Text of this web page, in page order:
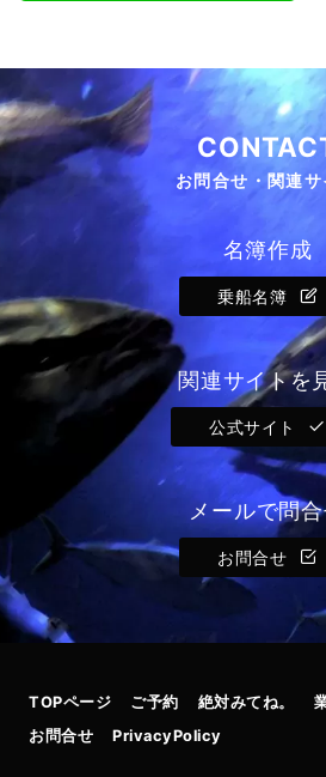
お問合せ・関連サ
名簿作成
乗船名簿
関連サイトを
公式サイト
メールで問
お問合せ
TOPページ ご予約 絶対みてね。
お問合せ
PrivacyPolicy